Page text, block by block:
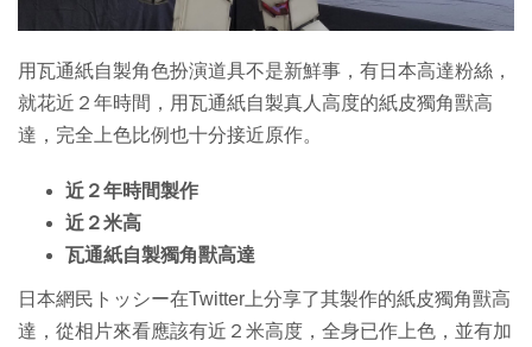
用瓦通紙自製角色扮演道具不是新鮮事，有日本高達粉絲，
就花近２年時間，用瓦通紙自製真人高度的紙皮獨角獸高
達，完全上色比例也十分接近原作。
近２年時間製作
近２米高
瓦通紙自製獨角獸高達
日本網民トッシー在Twitter上分享了其製作的紙皮獨角獸高
達，從相片來看應該有近２米高度，全身已作上色，並有加